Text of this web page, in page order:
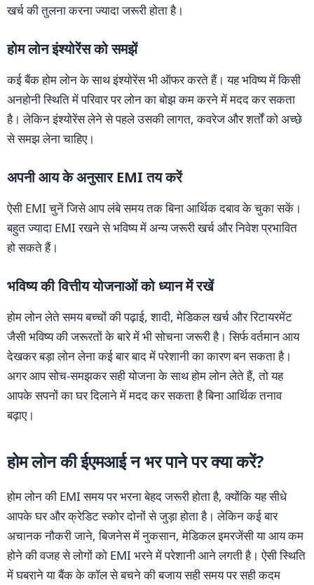
खर्च की तुलना करना ज्यादा जरूरी होता है।
होम लोन इंश्योरेंस को समझें
कई बैंक होम लोन के साथ इंश्योरेंस भी ऑफर करते हैं। यह भविष्य में किसी
अनहोनी स्थिति में परिवार पर लोन का बोझ कम करने में मदद कर सकता
है। लेकिन इंश्योरेंस लेने से पहले उसकी लागत, कवरेज और शर्तों को अच्छे
से समझ लेना चाहिए।
अपनी आय के अनुसार EMI तय करें
ऐसी EMI चुनें जिसे आप लंबे समय तक बिना आर्थिक दबाव के चुका सकें।
बहुत ज्यादा EMI रखने से भविष्य में अन्य जरूरी खर्च और निवेश प्रभावित
हो सकते हैं।
भविष्य की वित्तीय योजनाओं को ध्यान में रखें
होम लोन लेते समय बच्चों की पढ़ाई, शादी, मेडिकल खर्च और रिटायरमेंट
जैसी भविष्य की जरूरतों के बारे में भी सोचना जरूरी है। सिर्फ वर्तमान आय
देखकर बड़ा लोन लेना कई बार बाद में परेशानी का कारण बन सकता है।
अगर आप सोच-समझकर सही योजना के साथ होम लोन लेते हैं, तो यह
आपके सपनों का घर दिलाने में मदद कर सकता है बिना आर्थिक तनाव
बढ़ाए।
होम लोन की ईएमआई न भर पाने पर क्या करें?
होम लोन की EMI समय पर भरना बेहद जरूरी होता है, क्योंकि यह सीधे
आपके घर और क्रेडिट स्कोर दोनों से जुड़ा होता है। लेकिन कई बार
अचानक नौकरी जाने, बिजनेस में नुकसान, मेडिकल इमरजेंसी या आय कम
होने की वजह से लोगों को EMI भरने में परेशानी आने लगती है। ऐसी स्थिति
में घबराने या बैंक के कॉल से बचने की बजाय सही समय पर सही कदम